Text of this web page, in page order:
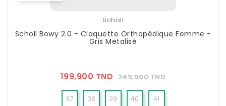
Scholl
Scholl Bowy 2.0 - Claquette Orthopédique Femme -
Gris Metalisé
199,900 TND Prix
Public
249,900 TNDPrix
37 38 39 40 41